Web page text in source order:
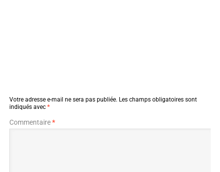
Votre adresse e-mail ne sera pas publiée. Les champs obligatoires sont
indiqués avec *
Commentaire*